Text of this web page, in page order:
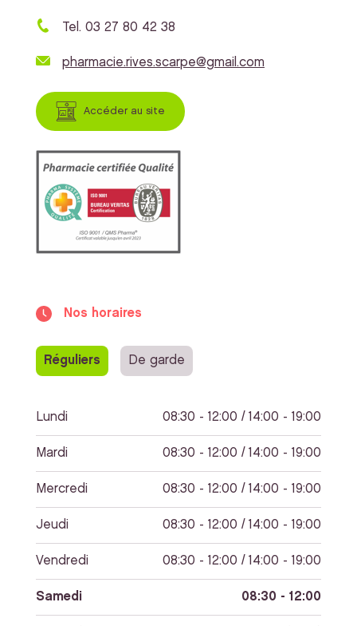
Tel. 03 27 80 42 38
pharmacie.rives.scarpe@gmail.com
Accéder au site
Nos horaires
Réguliers De garde
Lundi 08:30 - 12:00 / 14:00 - 19:00
Mardi 08:30 - 12:00 / 14:00 - 19:00
Mercredi 08:30 - 12:00 / 14:00 - 19:00
Jeudi 08:30 - 12:00 / 14:00 - 19:00
Vendredi 08:30 - 12:00 / 14:00 - 19:00
Samedi 08:30 - 12:00